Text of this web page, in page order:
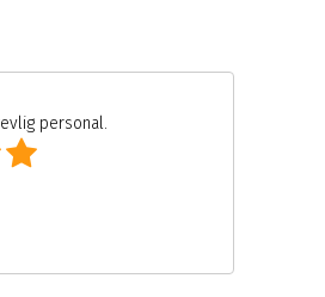
personal.